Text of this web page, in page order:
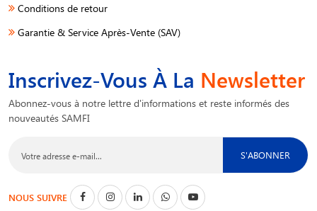
Conditions de retour
Garantie & Service Après-Vente (SAV)
Inscrivez-Vous À La Newsletter
Abonnez-vous à notre lettre d'informations et reste informés des
nouveautés SAMFI
S'ABONNER
NOUS SUIVRE